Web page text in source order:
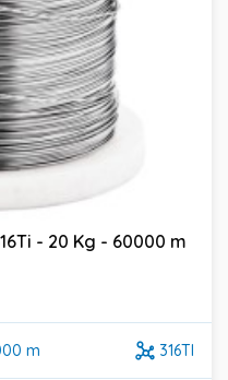
- 20 Kg - 60000 m
m 316TI